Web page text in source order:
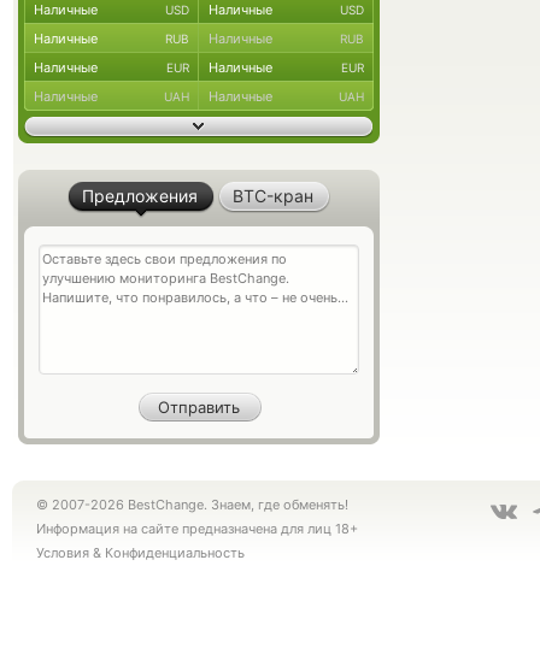
Наличные USD Наличные USD
Наличные RUB Наличные RUB
Наличные EUR Наличные EUR
Наличные UAH Наличные UAH
Предложения BTC-кран
© 2007-2026 BestChange. Знаем, где обменять!
Информация на сайте предназначена для лиц 18+
Условия & Конфиденциальность